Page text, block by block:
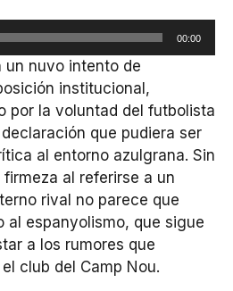
00:00
un nuvo intento de
institucional,
por la voluntad del futbolista
que pudiera ser
al entorno azulgrana. Sin
al referirse a un
rival no parece que
al espanyolismo, que sigue
a los rumores que
club del Camp Nou.